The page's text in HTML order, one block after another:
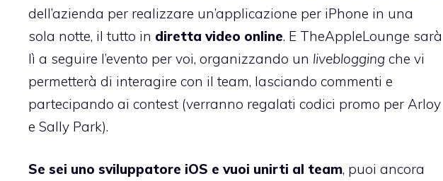
dell’azienda per realizzare un’applicazione per iPhone in una
sola notte, il tutto in diretta video online. E TheAppleLounge sarà
lì a seguire l’evento per voi, organizzando un liveblogging che vi
permetterà di interagire con il team, lasciando commenti e
partecipando ai contest (verranno regalati codici promo per Arloy
e Sally Park).
Se sei uno sviluppatore iOS e vuoi unirti al team, puoi ancora